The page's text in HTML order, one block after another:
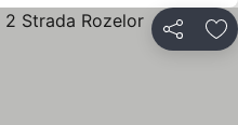
Distribuiți